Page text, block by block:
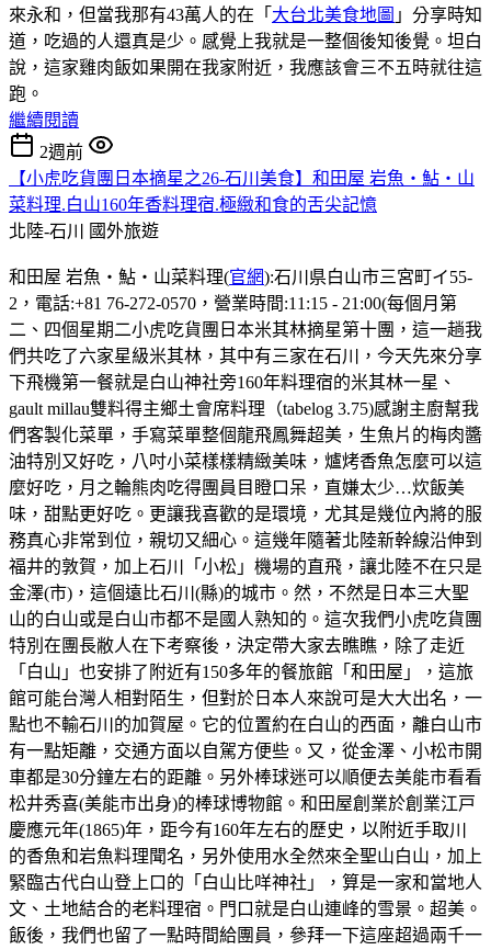
來永和，但當我那有43萬人的在「 大台北美食地圖 」分享時知
道，吃過的人還真是少。感覺上我就是一整個後知後覺。坦白
說，這家雞肉飯如果開在我家附近，我應該會三不五時就往這
跑。
繼續閱讀
2週前
【小虎吃貨團日本摘星之26-石川美食】和田屋 岩魚・鮎・山
菜料理.白山160年香料理宿.極緻和食的舌尖記憶
北陸-石川
國外旅遊
和田屋 岩魚・鮎・山菜料理(官網):石川県白山市三宮町イ55-
2，電話:+81 76-272-0570，營業時間:11:15 - 21:00(每個月第
二、四個星期二小虎吃貨團日本米其林摘星第十團，這一趟我
們共吃了六家星級米其林，其中有三家在石川，今天先來分享
下飛機第一餐就是白山神社旁160年料理宿的米其林一星、
gault millau雙料得主鄉土會席料理（tabelog 3.75)感謝主廚幫我
們客製化菜單，手寫菜單整個龍飛鳳舞超美，生魚片的梅肉醬
油特別又好吃，八吋小菜樣樣精緻美味，爐烤香魚怎麼可以這
麼好吃，月之輪熊肉吃得團員目瞪口呆，直嫌太少…炊飯美
味，甜點更好吃。更讓我喜歡的是環境，尤其是幾位內將的服
務真心非常到位，親切又細心。這幾年隨著北陸新幹線沿伸到
福井的敦賀，加上石川「小松」機場的直飛，讓北陸不在只是
金澤(市)，這個遠比石川(縣)的城市。然，不然是日本三大聖
山的白山或是白山市都不是國人熟知的。這次我們小虎吃貨團
特別在團長敝人在下考察後，決定帶大家去瞧瞧，除了走近
「白山」也安排了附近有150多年的餐旅館「和田屋」，這旅
館可能台灣人相對陌生，但對於日本人來說可是大大出名，一
點也不輸石川的加賀屋。它的位置約在白山的西面，離白山市
有一點矩離，交通方面以自駕方便些。又，從金澤、小松市開
車都是30分鐘左右的距離。另外棒球迷可以順便去美能市看看
松井秀喜(美能市出身)的棒球博物館。和田屋創業於創業江戸
慶應元年(1865)年，距今有160年左右的歷史，以附近手取川
的香魚和岩魚料理聞名，另外使用水全然來全聖山白山，加上
緊臨古代白山登上口的「白山比咩神社」，算是一家和當地人
文、土地結合的老料理宿。門口就是白山連峰的雪景。超美。
飯後，我們也留了一點時間給團員，參拜一下這座超過兩千一